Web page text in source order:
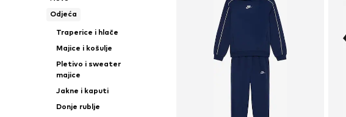
Odjeća
Traperice i hlače
Majice i košulje
Pletivo i sweater
majice
Jakne i kaputi
Donje rublje